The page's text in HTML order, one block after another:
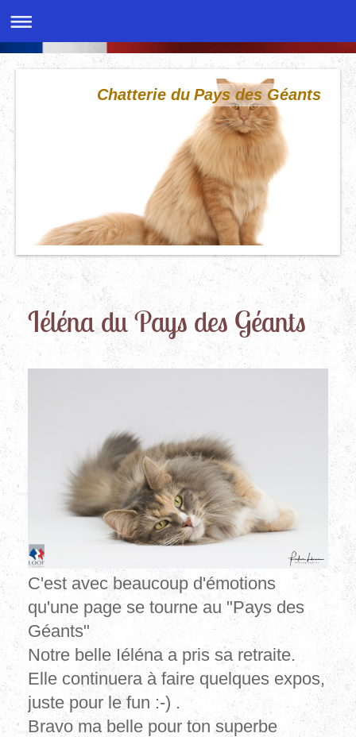
Chatterie du Pays des Géants
Iéléna du Pays des Géants
C'est avec beaucoup d'émotions
qu'une page se tourne au "Pays des
Géants"
Notre belle Iéléna a pris sa retraite.
Elle continuera à faire quelques expos,
juste pour le fun :-) .
Bravo ma belle pour ton superbe